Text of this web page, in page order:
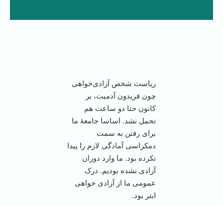
ریاست شخص آزادی‌خواهی
چون فریدون آدمیت، بر
کانون حتا دو ساعت هم
تحمل نشد. اساسا جامعۀ ما
برای رفتن به سمت
دمکراسی آمادگی لازم را پیدا
نکرده بود. ما وارد دوران
آزادی نشده بودیم. درک
عمومی ما از آزادی خواهی
ابتر بود.